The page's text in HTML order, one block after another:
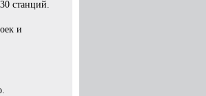
станций.
и